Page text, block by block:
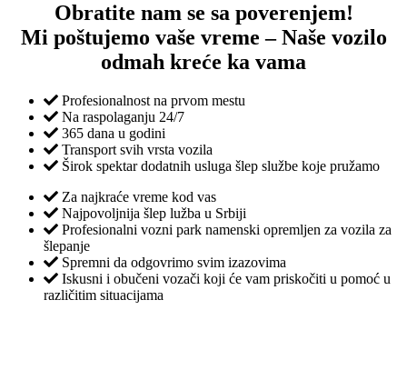
Obratite nam se sa poverenjem!
Mi poštujemo vaše vreme – Naše vozilo
odmah kreće ka vama
Profesionalnost na prvom mestu
Na raspolaganju 24/7
365 dana u godini
Transport svih vrsta vozila
Širok spektar dodatnih usluga šlep službe koje pružamo
Za najkraće vreme kod vas
Najpovoljnija šlep lužba u Srbiji
Profesionalni vozni park namenski opremljen za vozila za
šlepanje
Spremni da odgovrimo svim izazovima
Iskusni i obučeni vozači koji će vam priskočiti u pomoć u
različitim situacijama